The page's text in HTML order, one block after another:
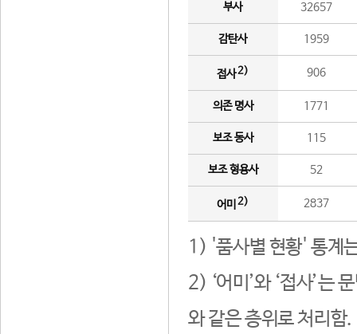
부사 32657
감탄사 1959
접사2) 906
의존 명사 1771
보조 동사 115
보조 형용사 52
어미 2) 2837
1) '품사별 현황' 통계
2) ‘어미’와 ‘접사’는
와 같은 층위로 처리함.